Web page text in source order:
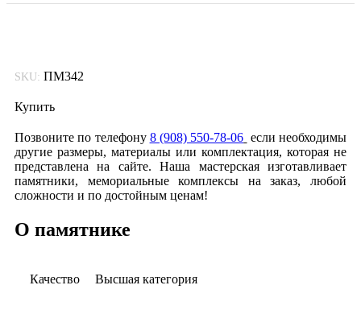
SKU: ПМ342
Купить
Позвоните по телефону 8 (908) 550-78-06 если необходимы
другие размеры, материалы или комплектация, которая не
представлена на сайте. Наша мастерская изготавливает
памятники, мемориальные комплексы на заказ, любой
сложности и по достойным ценам!
О памятнике
Качество Высшая категория